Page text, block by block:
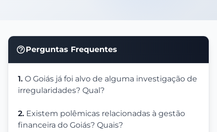
Perguntas Frequentes
1. O Goiás já foi alvo de alguma investigação de
irregularidades? Qual?
2. Existem polêmicas relacionadas à gestão
financeira do Goiás? Quais?